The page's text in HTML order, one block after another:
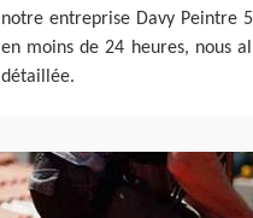
notre entreprise Davy Peintre
en moins de 24 heures, nous
détaillée.